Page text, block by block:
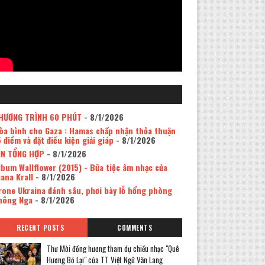
TRÌNH 60 PHÚT - 8/1/2026
bình cho Gaza : Hamas chấp nhận thỏa thuận
điểm và đặt điều kiện giải giáp - 8/1/2026
TỔNG HỢP - 8/1/2026
Wallflower (2015) - Bữa tiệc âm nhạc của
Krall- 8/1/2026
Ukraina đánh sâu, phơi bày lỗ hổng phòng
Nga- 8/1/2026
RECENT POSTS COMMENTS
Thư Mời đồng hương tham dự chiều nhạc "Quê
Hương Bỏ Lại" của TT Việt Ngữ Văn Lang